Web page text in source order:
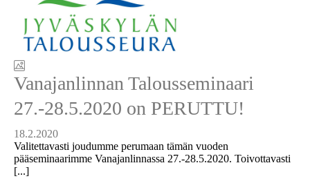
Vanajanlinnan Talousseminaari
27.-28.5.2020 on PERUTTU!
18.2.2020
Valitettavasti joudumme perumaan tämän vuoden
pääseminaarimme Vanajanlinnassa 27.-28.5.2020. Toivottavasti
[...]